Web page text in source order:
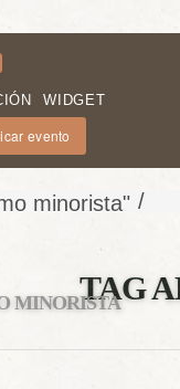
WIDGET
evento
/
minorista"
TAG
MINORISTA